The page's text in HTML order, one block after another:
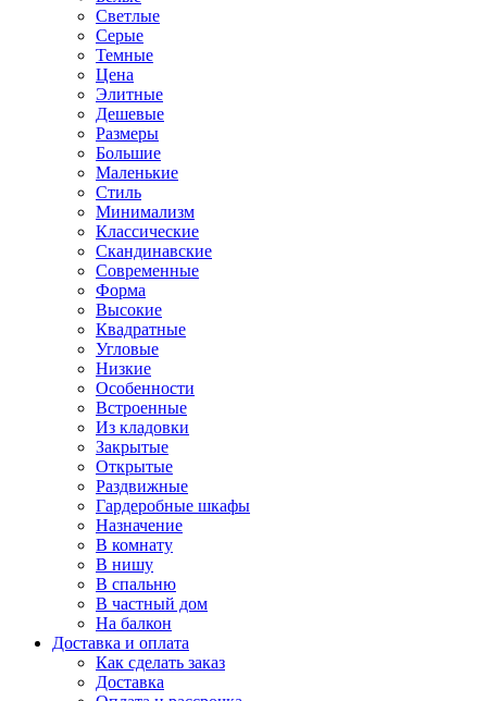
Светлые
Серые
Темные
Цена
Элитные
Дешевые
Размеры
Большие
Маленькие
Стиль
Минимализм
Классические
Скандинавские
Современные
Форма
Высокие
Квадратные
Угловые
Низкие
Особенности
Встроенные
Из кладовки
Закрытые
Открытые
Раздвижные
Гардеробные шкафы
Назначение
В комнату
В нишу
В спальню
В частный дом
На балкон
Доставка и оплата
Как сделать заказ
Доставка